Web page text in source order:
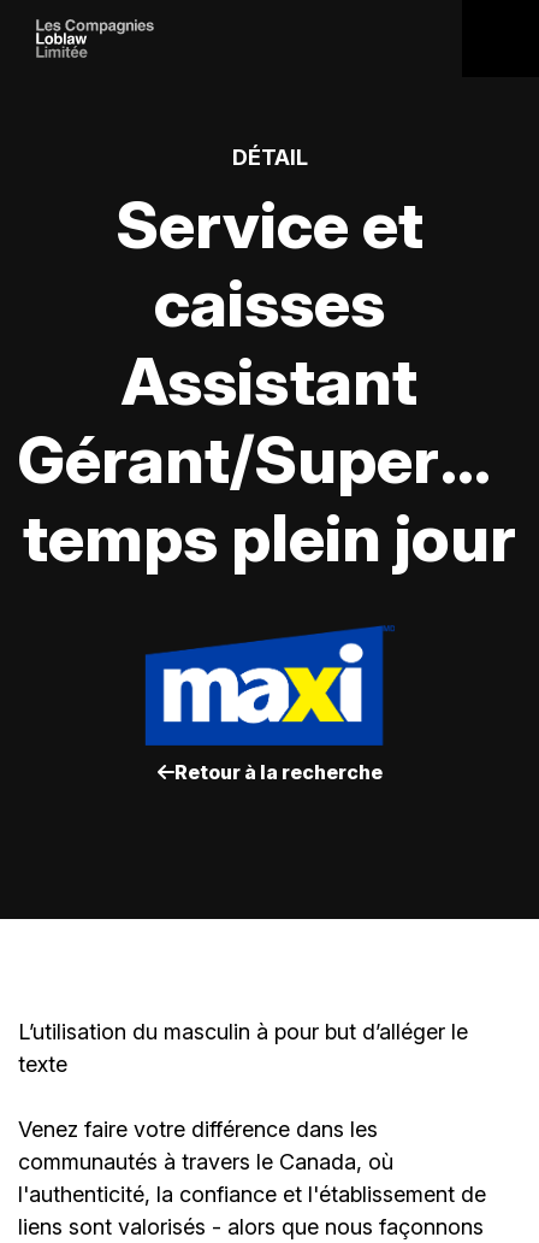
DÉTAIL
Service et
caisses
Assistant
Gérant/
temps plein jour
Retour à la recherche
L’utilisation du masculin à pour but d’alléger le
texte
Venez faire votre différence dans les
communautés à travers le Canada, où
l'authenticité, la confiance et l'établissement de
liens sont valorisés - alors que nous façonnons